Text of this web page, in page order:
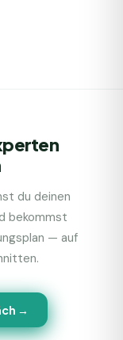
du deinen
bekommst
— auf
→